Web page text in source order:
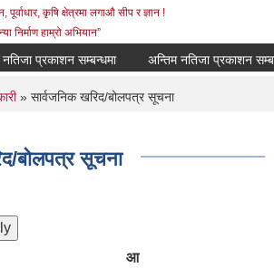
पूर्वाधार, कृषि क्षेत्रमा लगाऔ सीप र ज्ञान !
निर्माण हाम्रो अभियान”
प्रकाशन सम्बन्धमा अन्तिम नतिजा प्रकाशन
» सार्वजनिक खरिद/बोलपत्र सूचना
बोलपत्र सूचना
आ